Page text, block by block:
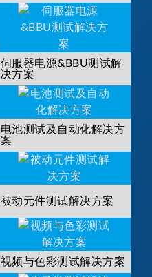
伺服器电源&BBU测试解
决方案
电池测试及自动化解决方
案
被动元件测试解决方案
视频与色彩测试解决方案